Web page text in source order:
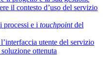
il contesto d’uso del servizio
processi e i touchpointdel
utente del servizio
ottenuta